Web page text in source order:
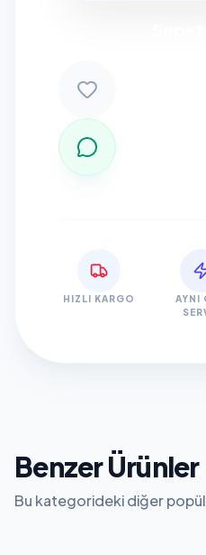
HIZLI KARGO
AYNI
Benzer Ürünler
Bu kategorideki diğer